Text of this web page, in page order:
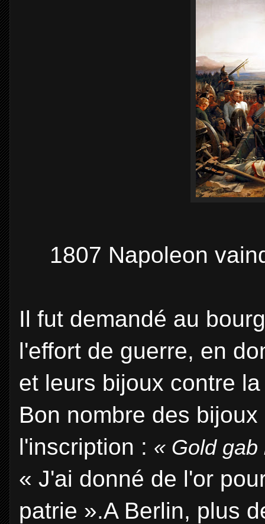
1807 Napoleon
Il fut demandé au
l'effort de guerre, en
et leurs bijoux contre
Bon nombre des
l'inscription : « Gold
« J'ai donné de l'or
patrie ».A Berlin, plus